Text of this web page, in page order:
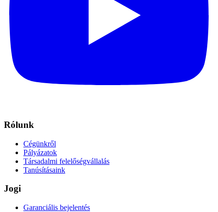
Rólunk
Cégünkről
Pályázatok
Társadalmi felelőségvállalás
Tanúsításaink
Jogi
Garanciális bejelentés